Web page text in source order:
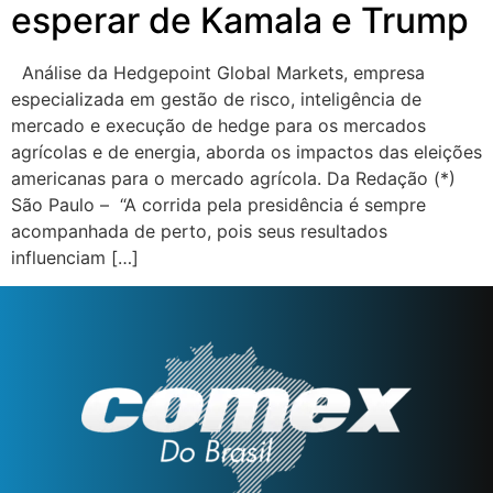
esperar de Kamala e Trump
Análise da Hedgepoint Global Markets, empresa
especializada em gestão de risco, inteligência de
mercado e execução de hedge para os mercados
agrícolas e de energia, aborda os impactos das eleições
americanas para o mercado agrícola. Da Redação (*)
São Paulo – “A corrida pela presidência é sempre
acompanhada de perto, pois seus resultados
influenciam […]